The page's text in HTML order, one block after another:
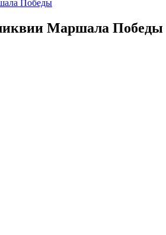
Победы
Маршала Победы